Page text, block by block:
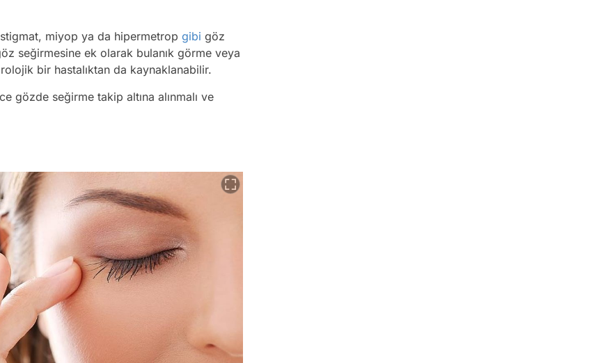
miyop ya da hipermetrop gibi göz
seğirmesine ek olarak bulanık görme veya
bir hastalıktan da kaynaklanabilir.
gözde seğirme takip altına alınmalı ve